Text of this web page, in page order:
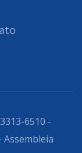
6510 -